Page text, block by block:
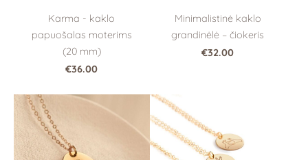
Karma - kaklo
papuošalas moterims
(20 mm)
€36.00
Minimalistinė kaklo
grandinėlė – čiokeris
€32.00